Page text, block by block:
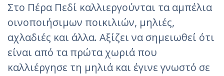
Στο Πέρα Πεδί καλλιεργούνται τα αμπέλια
οινοποιήσιμων ποικιλιών, μηλιές,
αχλαδιές και άλλα. Αξίζει να σημειωθεί ότι
είναι από τα πρώτα χωριά που
καλλιέργησε τη μηλιά και έγινε γνωστό σε